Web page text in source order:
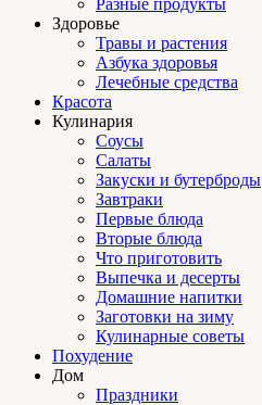
Разные продукты
Здоровье
Травы и растения
Азбука здоровья
Лечебные средства
Красота
Кулинария
Соусы
Салаты
Закуски и бутерброды
Завтраки
Первые блюда
Вторые блюда
Что приготовить
Выпечка и десерты
Домашние напитки
Заготовки на зиму
Кулинарные советы
Похудение
Дом
Праздники